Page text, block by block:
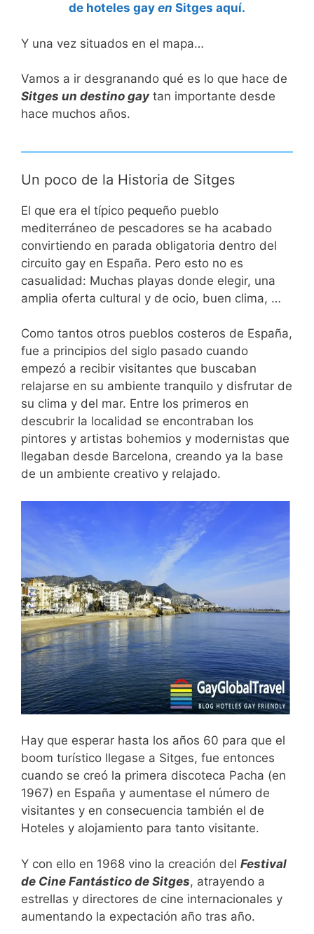
de hoteles gay en Sitges aquí.
Y una vez situados en el mapa…
Vamos a ir desgranando qué es lo que hace de
Sitges un destino gay tan importante desde
hace muchos años.
Un poco de la Historia de Sitges
El que era el típico pequeño pueblo
mediterráneo de pescadores se ha acabado
convirtiendo en parada obligatoria dentro del
circuito gay en España. Pero esto no es
casualidad: Muchas playas donde elegir, una
amplia oferta cultural y de ocio, buen clima, …
Como tantos otros pueblos costeros de España,
fue a principios del siglo pasado cuando
empezó a recibir visitantes que buscaban
relajarse en su ambiente tranquilo y disfrutar de
su clima y del mar. Entre los primeros en
descubrir la localidad se encontraban los
pintores y artistas bohemios y modernistas que
llegaban desde Barcelona, creando ya la base
de un ambiente creativo y relajado.
Hay que esperar hasta los años 60 para que el
boom turístico llegase a Sitges, fue entonces
cuando se creó la primera discoteca Pacha (en
1967) en España y aumentase el número de
visitantes y en consecuencia también el de
Hoteles y alojamiento para tanto visitante.
Y con ello en 1968 vino la creación del Festival
de Cine Fantástico de Sitges, atrayendo a
estrellas y directores de cine internacionales y
aumentando la expectación año tras año.